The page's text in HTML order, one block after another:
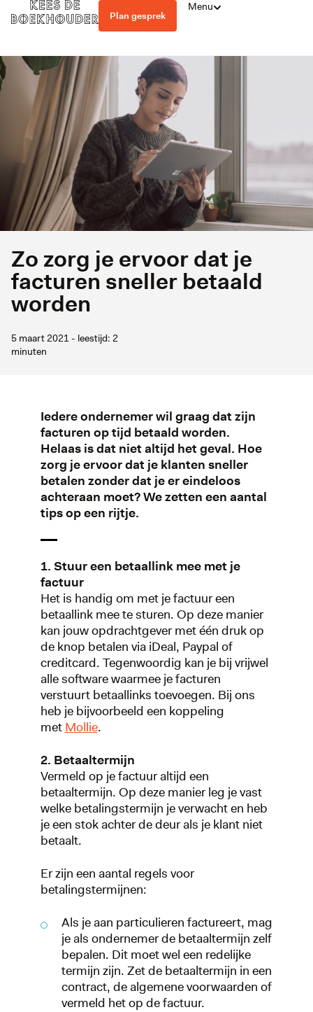
Plan gesprek
Menu
Zo zorg je ervoor dat je
facturen sneller betaald
worden
5 maart 2021 - leestijd: 2
minuten
Iedere ondernemer wil graag dat zijn
facturen op tijd betaald worden.
Helaas is dat niet altijd het geval. Hoe
zorg je ervoor dat je klanten sneller
betalen zonder dat je er eindeloos
achteraan moet? We zetten een aantal
tips op een rijtje.
1. Stuur een betaallink mee met je
factuur
Het is handig om met je factuur een
betaallink mee te sturen. Op deze manier
kan jouw opdrachtgever met één druk op
de knop betalen via iDeal, Paypal of
creditcard. Tegenwoordig kan je bij vrijwel
alle software waarmee je facturen
verstuurt betaallinks toevoegen. Bij ons
heb je bijvoorbeeld een koppeling
met Mollie.
2. Betaaltermijn
Vermeld op je factuur altijd een
betaaltermijn. Op deze manier leg je vast
welke betalingstermijn je verwacht en heb
je een stok achter de deur als je klant niet
betaalt.
Er zijn een aantal regels voor
betalingstermijnen:
Als je aan particulieren factureert, mag
je als ondernemer de betaaltermijn zelf
bepalen. Dit moet wel een redelijke
termijn zijn. Zet de betaaltermijn in een
contract, de algemene voorwaarden of
vermeld het op de factuur.